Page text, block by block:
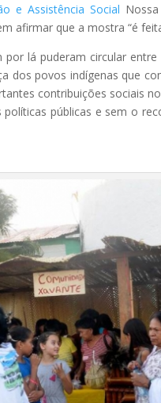
e Assistência Social
afirmar que a mostra “é
lá puderam circular
dos povos indígenas que
contribuições sociais
públicas e sem o